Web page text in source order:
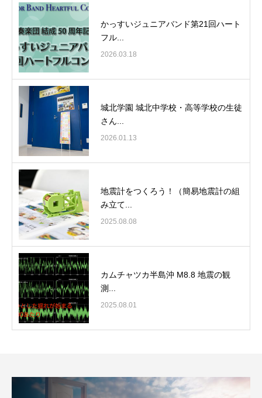
かっすいジュニアバンド第21回ハート
フル...
2026.03.18
城北学園 城北中学校・高等学校の生徒
さん...
2026.01.13
地震計をつくろう！（簡易地震計の組
み立て...
2025.08.08
カムチャツカ半島沖 M8.8 地震の観
測...
2025.08.01